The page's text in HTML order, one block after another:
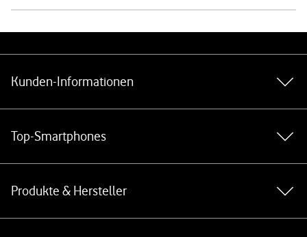
Kunden-Informationen
Top-Smartphones
Produkte & Hersteller